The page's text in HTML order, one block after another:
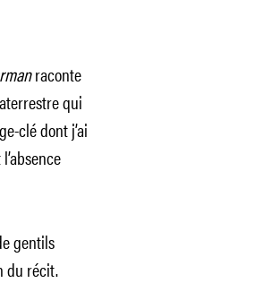
raconte
qui
clé dont j’ai
gentils
du récit.